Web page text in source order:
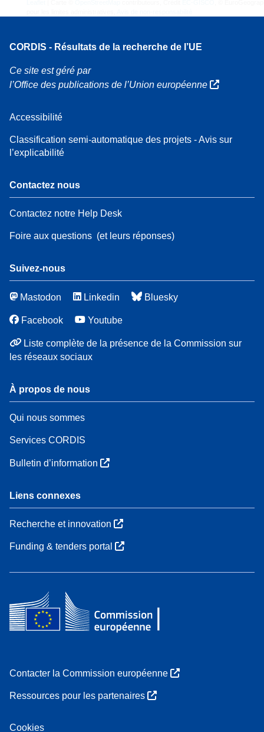
CORDIS - Résultats de la recherche de l’UE
Ce site est géré par
l’Office des publications de l’Union européenne
Accessibilité
Classification semi-automatique des projets - Avis sur
l’explicabilité
Contactez nous
Contactez notre Help Desk
Foire aux questions (et leurs réponses)
Suivez-nous
Mastodon Linkedin Bluesky
Facebook Youtube
Liste complète de la présence de la Commission sur
les réseaux sociaux
À propos de nous
Qui nous sommes
Services CORDIS
Bulletin d’information
Liens connexes
Recherche et innovation
Funding & tenders portal
Contacter la Commission européenne
Ressources pour les partenaires
Cookies